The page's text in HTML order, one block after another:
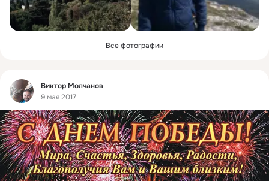
Все фотографии
Фид
Виктор Молчанов
9 мая 2017